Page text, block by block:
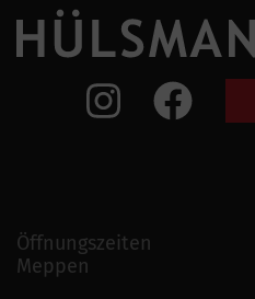
Öffnungszeiten
Meppen